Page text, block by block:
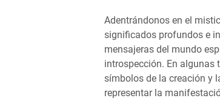
Adentrándonos en el
significados profundos e
mensajeras del mundo
introspección. En algunas
símbolos de la creación y
representar la